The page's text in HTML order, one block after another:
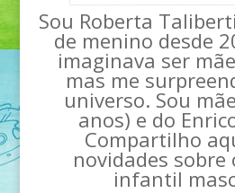
Sou Roberta
de menino desde
imaginava ser
mas me
universo. Sou
anos) e do
Compartilho
novidades sobre
infantil